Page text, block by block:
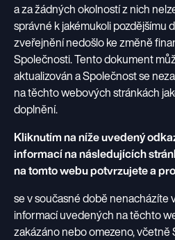
a za žádných okolností z nich
správné k jakémukoli pozdějšímu
zveřejnění nedošlo ke změně
Společnosti. Tento dokument
aktualizován a Společnost se
na těchto webových stránkách
doplnění.
Kliknutím na níže uvedený
informací na následujících
na tomto webu potvrzujete a
se v současné době nenacházíte
informací uvedených na těchto
zakázáno nebo omezeno, včetně